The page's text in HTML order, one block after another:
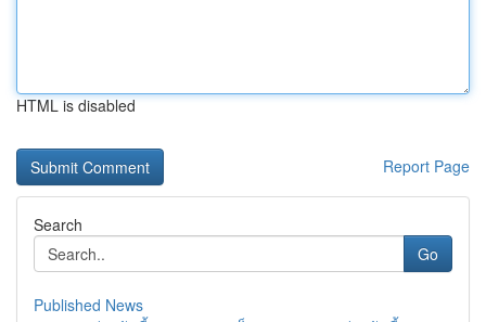
HTML is disabled
Report Page
Search
Go
Published News